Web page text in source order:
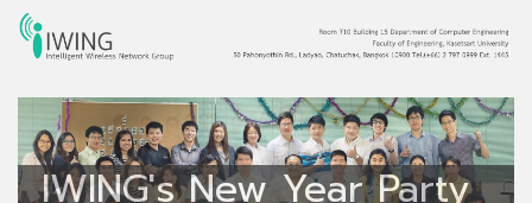
IWING
Intelligent Wireless
Network Group
IWING's New Year Party